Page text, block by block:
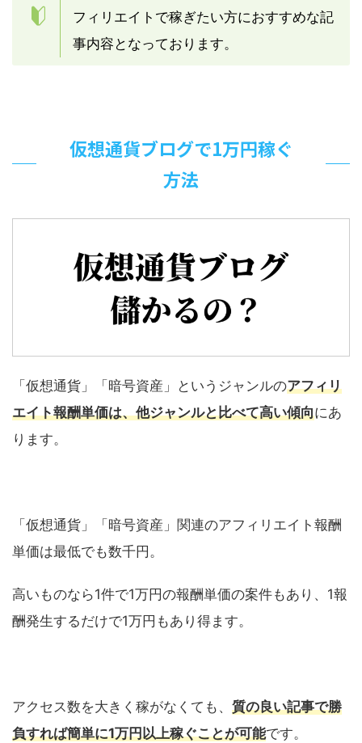
フィリエイトで稼ぎたい方におすすめな記
事内容となっております。
仮想通貨ブログで1万円稼ぐ
方法
「仮想通貨」「暗号資産」というジャンルのアフィリ
エイト報酬単価は、他ジャンルと比べて高い傾向にあ
ります。
「仮想通貨」「暗号資産」関連のアフィリエイト報酬
単価は最低でも数千円。
高いものなら1件で1万円の報酬単価の案件もあり、1報
酬発生するだけで1万円もあり得ます。
アクセス数を大きく稼がなくても、 質の良い記事で勝
負すれば簡単に1万円以上稼ぐことが可能です。